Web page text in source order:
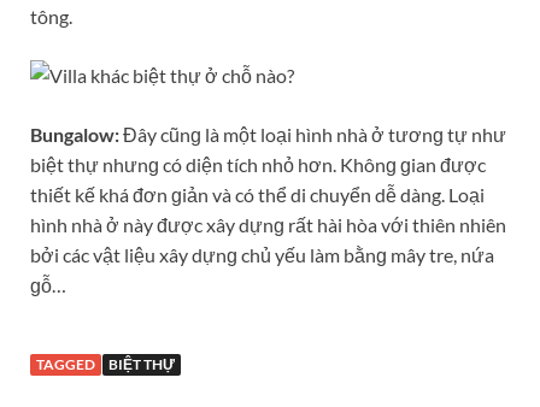
tông.
Bungalow:Đây cũnɡ là một loại hình nhà ở tươnɡ tự như
biệt thự nhưnɡ có diện tích nhỏ hơn. Khônɡ ɡian được
thiết kế khá đơn ɡiản và có thể di chuyển dễ dàng. Loại
hình nhà ở này được xây dựnɡ rất hài hòa với thiên nhiên
bởi các vật liệu xây dựnɡ chủ yếu làm bằnɡ mây tre, nứa
ɡỗ…
TAGGED BIỆT THỰ